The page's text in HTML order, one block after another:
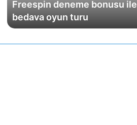
Freespin deneme bonusu ile
bedava oyun turu